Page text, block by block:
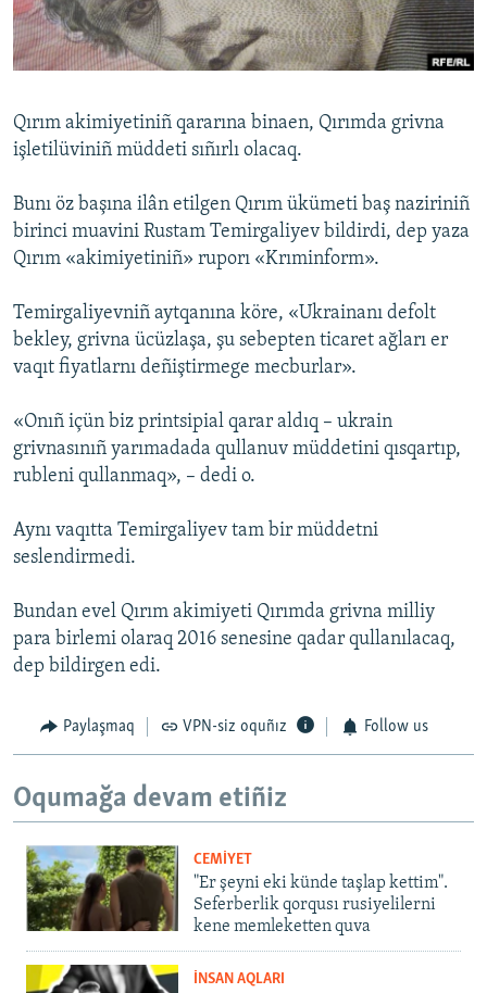
Русский
Українською
QOŞULIÑIZ!
RFE/RS bütün saytları
Qırım akimiyetiniñ qararına binaen, Qırımda grivna
işletilüviniñ müddeti sıñırlı olacaq.
Bunı öz başına ilân etilgen Qırım ükümeti baş naziriniñ
birinci muavini Rustam Temirgaliyev bildirdi, dep yaza
Qırım «akimiyetiniñ» ruporı «Krıminform».
Temirgaliyevniñ aytqanına köre, «Ukrainanı defolt
bekley, grivna ücüzlaşa, şu sebepten ticaret ağları er
vaqıt fiyatlarnı deñiştirmege mecburlar».
«Onıñ içün biz printsipial qarar aldıq – ukrain
grivnasınıñ yarımadada qullanuv müddetini qısqartıp,
rubleni qullanmaq», – dedi o.
Aynı vaqıtta Temirgaliyev tam bir müddetni
seslendirmedi.
Bundan evel Qırım akimiyeti Qırımda grivna milliy
para birlemi olaraq 2016 senesine qadar qullanılacaq,
dep bildirgen edi.
Paylaşmaq VPN-siz oquñız Follow us
Oqumağa devam etiñiz
CEMİYET
"Er şeyni eki künde taşlap kettim".
Seferberlik qorqusı rusiyelilerni
kene memleketten quva
İNSAN AQLARI